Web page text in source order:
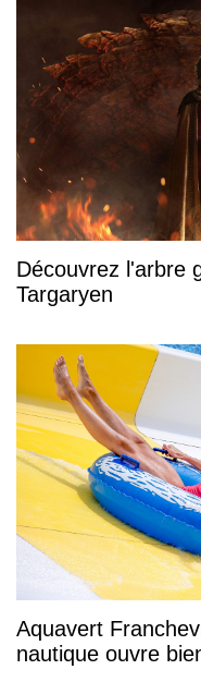
Découvrez l'arbre
Targaryen
Aquavert
nautique ouvre